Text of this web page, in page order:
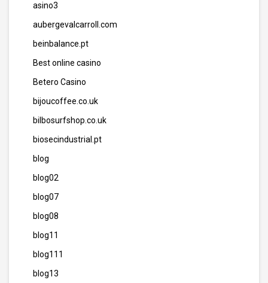
asino3
aubergevalcarroll.com
beinbalance.pt
Best online casino
Betero Casino
bijoucoffee.co.uk
bilbosurfshop.co.uk
biosecindustrial.pt
blog
blog02
blog07
blog08
blog11
blog111
blog13